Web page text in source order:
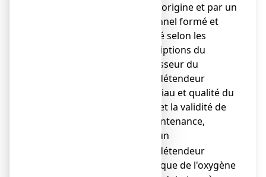
joint d'origine et par un
personnel formé et
habilité selon les
prescriptions du
fournisseur du
manodétendeur
(matériau et qualité du
joint), et la validité de
sa maintenance,
utiliser un
manodétendeur
spécifique de l'oxygène